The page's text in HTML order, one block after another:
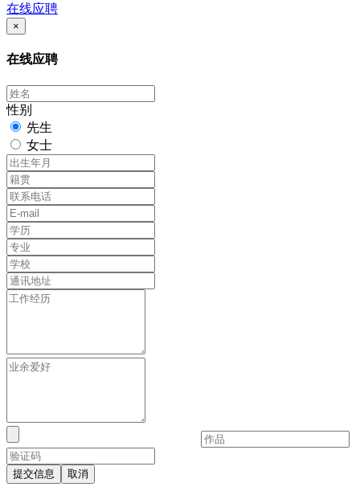
在线应聘
×
在线应聘
性别
先生
女士
提交信息 取消